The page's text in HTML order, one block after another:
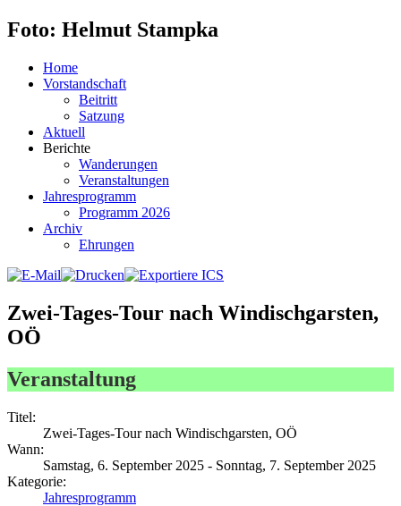
Foto: Helmut Stampka
Home
Vorstandschaft
Beitritt
Satzung
Aktuell
Berichte
Wanderungen
Veranstaltungen
Jahresprogramm
Programm 2026
Archiv
Ehrungen
Zwei-Tages-Tour nach Windischgarsten,
OÖ
Veranstaltung
Titel:
Zwei-Tages-Tour nach Windischgarsten, OÖ
Wann:
Samstag, 6. September 2025 - Sonntag, 7. September 2025
Kategorie:
Jahresprogramm